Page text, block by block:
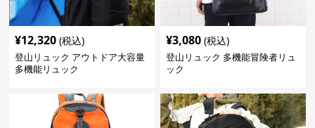
¥12,320 (税込)
登山リュック アウトドア大容量
多機能リュック
¥3,080 (税込)
登山リュック 多機能冒険者リュ
ック